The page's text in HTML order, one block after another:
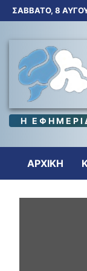
Skip
to
ΣΆΒΒΑΤΟ, 8
Η
ΑΡΧΙΚΗ